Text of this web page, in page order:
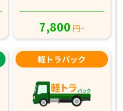
7,800 円~
軽トラパック